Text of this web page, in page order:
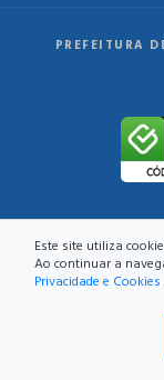
PREFEITURA
Este site utiliza
Ao continuar a
Privacidade e Cookies